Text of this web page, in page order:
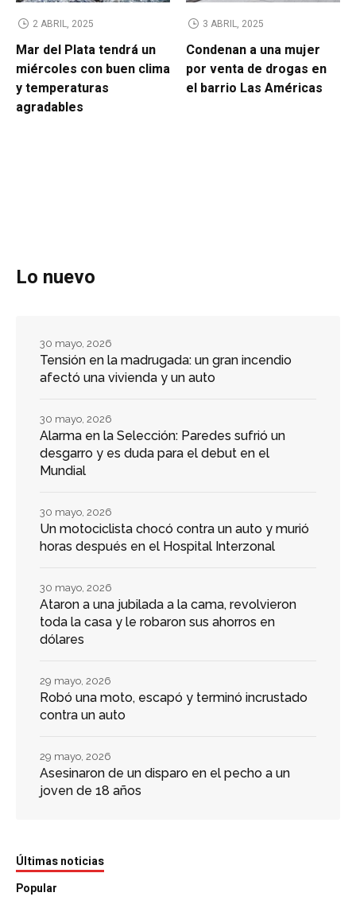
2 ABRIL, 2025
Mar del Plata tendrá un
miércoles con buen clima
y temperaturas
agradables
3 ABRIL, 2025
Condenan a una mujer
por venta de drogas en
el barrio Las Américas
Lo nuevo
Tensión en la madrugada: un gran incendio
afectó una vivienda y un auto
30 mayo, 2026
Alarma en la Selección: Paredes sufrió un
desgarro y es duda para el debut en el
Mundial
30 mayo, 2026
Un motociclista chocó contra un auto y murió
horas después en el Hospital Interzonal
30 mayo, 2026
Ataron a una jubilada a la cama, revolvieron
toda la casa y le robaron sus ahorros en
dólares
30 mayo, 2026
Robó una moto, escapó y terminó incrustado
contra un auto
29 mayo, 2026
Asesinaron de un disparo en el pecho a un
joven de 18 años
29 mayo, 2026
Últimas noticias
Popular